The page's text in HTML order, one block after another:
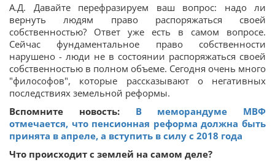
А.Д. Давайте перефразируем ваш вопрос: надо ли
вернуть людям право распоряжаться своей
собственностью? Ответ уже есть в самом вопросе.
Сейчас фундаментальное право собственности
нарушено - люди не в состоянии распоряжаться своей
собственностью в полном объеме. Сегодня очень много
"философов", которые рассказывают о негативных
последствиях земельной реформы.
Вспомните новость: В меморандуме МВФ
отмечается, что пенсионная реформа должна быть
принята в апреле, а вступить в силу с 2018 года
Что происходит с землей на самом деле?